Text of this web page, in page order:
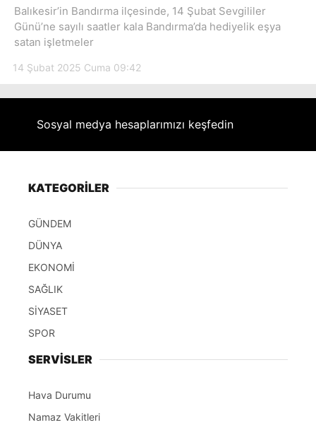
Hattı
Youtube
Balıkesir’in Bandırma ilçesinde, 14 Şubat Sevgililer
Günü’ne sayılı saatler kala Bandırma’da hediyelik eşya
satan işletmeler
14 Şubat 2025 Cuma 09:42
Sosyal medya hesaplarımızı keşfedin
KATEGORİLER
GÜNDEM
DÜNYA
EKONOMİ
SAĞLIK
SİYASET
SPOR
SERVİSLER
Hava Durumu
Namaz Vakitleri